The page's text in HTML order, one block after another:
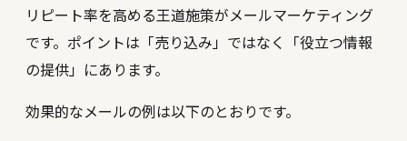
リピート率を高める王道施策がメールマーケティング
です。ポイントは「売り込み」ではなく「役立つ情報
の提供」にあります。
効果的なメールの例は以下のとおりです。